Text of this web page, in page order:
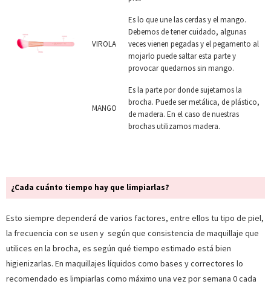
VIROLA
Es lo que une las cerdas y el mango.
Debemos de tener cuidado, algunas
veces vienen pegadas y el pegamento al
mojarlo puede saltar esta parte y
provocar quedarnos sin mango.
MANGO
Es la parte por donde sujetamos la
brocha. Puede ser metálica, de plástico,
de madera. En el caso de nuestras
brochas utilizamos madera.
¿Cada cuánto tiempo hay que limpiarlas?
Esto siempre dependerá de varios factores, entre ellos tu tipo de piel,
la frecuencia con se usen y según que consistencia de maquillaje que
utilices en la brocha, es según qué tiempo estimado está bien
higienizarlas. En maquillajes líquidos como bases y correctores lo
recomendado es limpiarlas como máximo una vez por semana 0 cada